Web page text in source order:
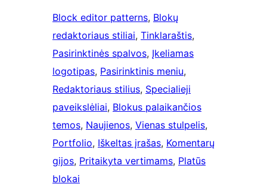
Block editor patterns, Blokų
redaktoriaus stiliai, Tinklaraštis
Pasirinktinės spalvos, Įkeliamas
logotipas, Pasirinktinis meniu
Redaktoriaus stilius, Specialieji
paveikslėliai, Blokus palaikančios
temos, Naujienos, Vienas stulpelis
Portfolio, Iškeltas įrašas, Komentarų
gijos, Pritaikyta vertimams, Platūs
blokai